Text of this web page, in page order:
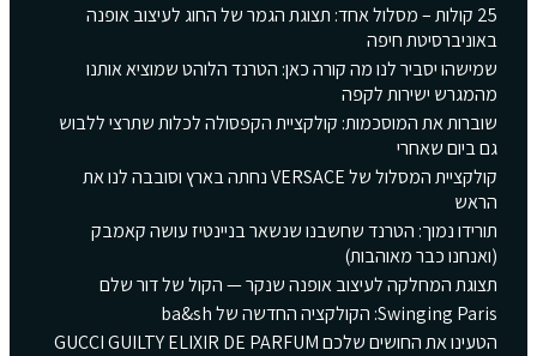
25 קולות – מסלול אחד: תצוגת הגמר של החוג לעיצוב אופנה
באוניברסיטת חיפה
שמישהו יסביר לנו מה קורה כאן: הטרנד הלוהט שמוציא אותנו
מהמגרש ישירות לקפה
שוברות את המוסכמות: קולקציית הקפסולה לכלות שתרצי ללבוש
גם ביום שאחרי
קולקציית המסלול של VERSACE נחתה בארץ וסובבה לנו את
הראש
תורידו נמוך: הטרנד שחשבנו שנשאר בניינטיז עושה קאמבק
(ואנחנו כבר מאוהבות)
תצוגת המחלקה לעיצוב אופנה שנקר — הקול של דור שלם
Swinging Paris: הקולקציה החדשה של ba&sh
הטעינו את החושים שלכם GUCCI GUILTY ELIXIR DE PARFUM